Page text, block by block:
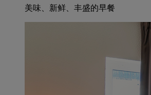
美味、新鲜、丰盛的早餐